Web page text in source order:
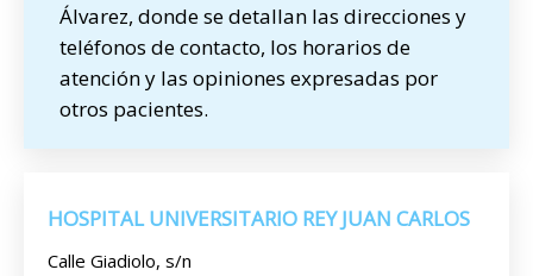
Álvarez, donde se detallan las direcciones y
teléfonos de contacto, los horarios de
atención y las opiniones expresadas por
otros pacientes.
HOSPITAL UNIVERSITARIO REY JUAN CARLOS
Calle Giadiolo, s/n